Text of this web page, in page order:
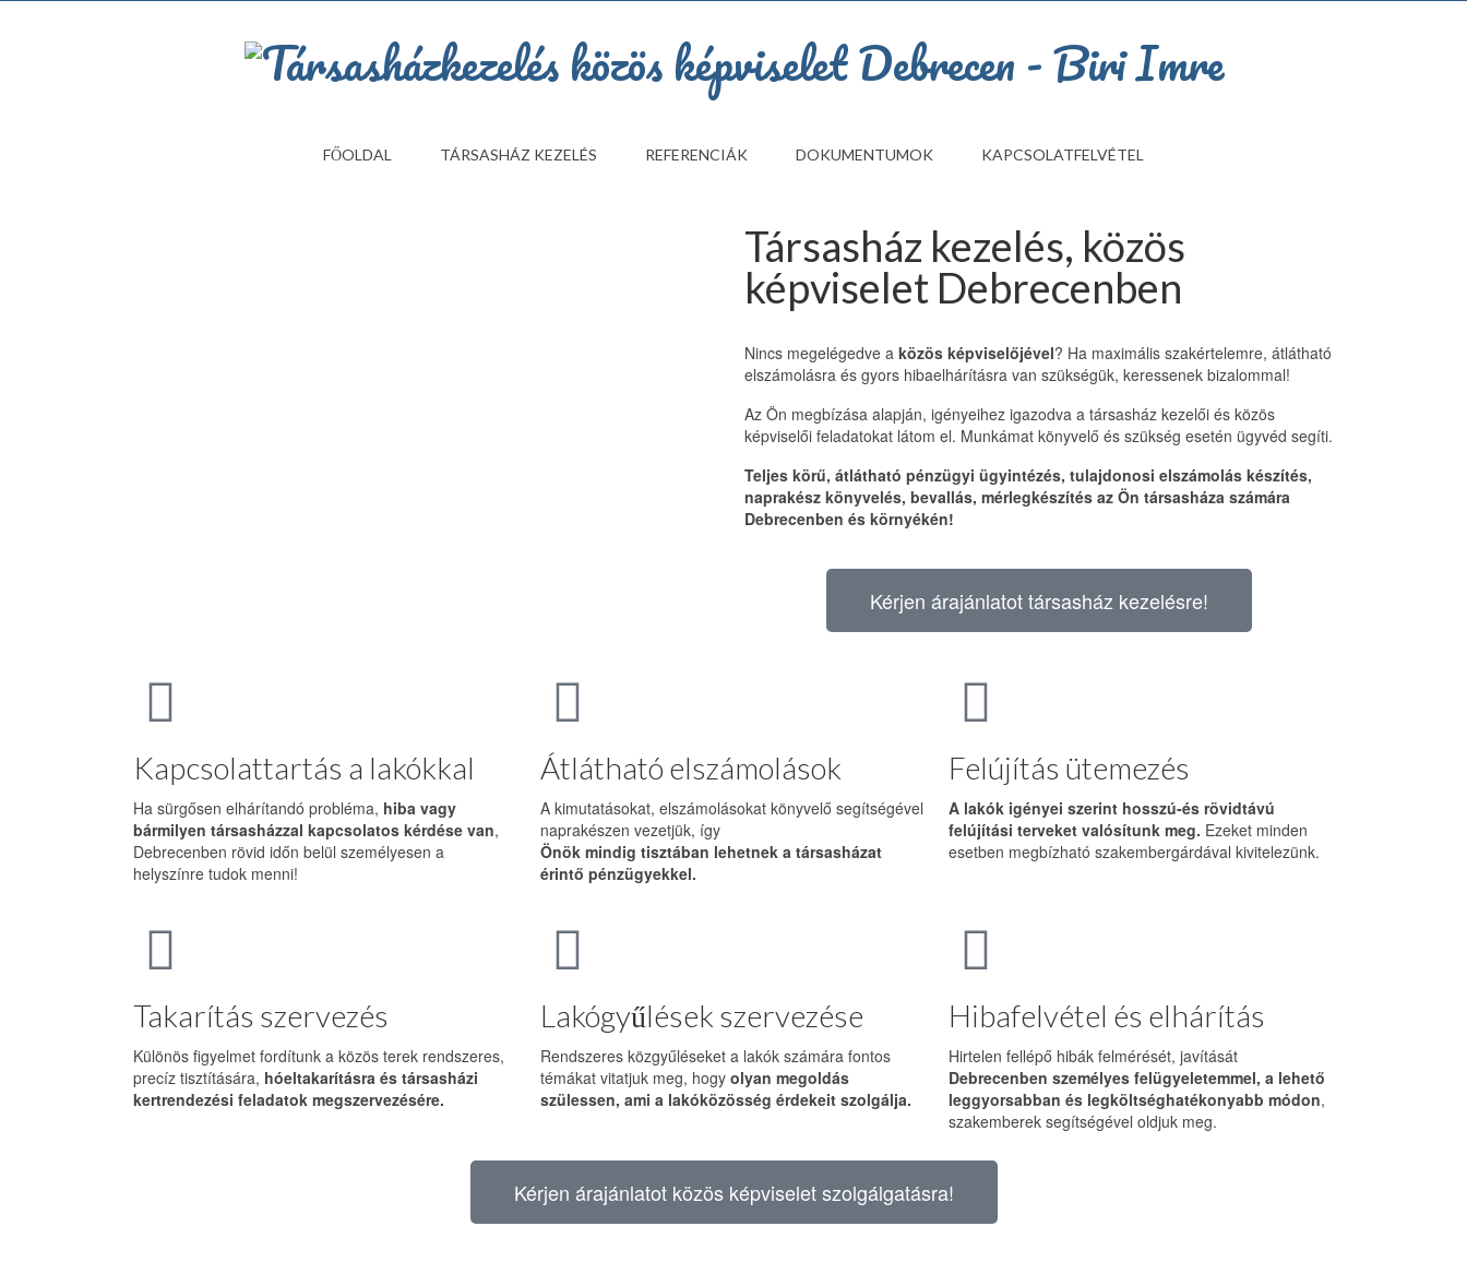
FŐOLDAL TÁRSASHÁZ KEZELÉS REFERENCIÁK DOKUMENTUMOK KAPCSOLATFELVÉTEL
Társasház kezelés, közös
képviselet Debrecenben
Nincs megelégedve a közös képviselőjével? Ha maximális szakértelemre, átlátható
elszámolásra és gyors hibaelhárításra van szükségük, keressenek bizalommal!
Az Ön megbízása alapján, igényeihez igazodva a társasház kezelői és közös
képviselői feladatokat látom el. Munkámat könyvelő és szükség esetén ügyvéd segíti.
Teljes körű, átlátható pénzügyi ügyintézés, tulajdonosi elszámolás készítés,
naprakész könyvelés, bevallás, mérlegkészítés az Ön társasháza számára
Debrecenben és környékén!
Kérjen árajánlatot társasház kezelésre!
Kapcsolattartás a lakókkal
Ha sürgősen elhárítandó probléma, hiba vagy
bármilyen társasházzal kapcsolatos kérdése van,
Debrecenben rövid időn belül személyesen a
helyszínre tudok menni!
Átlátható elszámolások
A kimutatásokat, elszámolásokat könyvelő segítségével
naprakészen vezetjük, így
Önök mindig tisztában lehetnek a társasházat
érintő pénzügyekkel.
Felújítás ütemezés
A lakók igényei szerint hosszú-és rövidtávú
felújítási terveket valósítunk meg. Ezeket minden
esetben megbízható szakembergárdával kivitelezünk.
Takarítás szervezés
Különös figyelmet fordítunk a közös terek rendszeres,
precíz tisztítására, hóeltakarításra és társasházi
kertrendezési feladatok megszervezésére.
Lakógyűlések szervezése
Rendszeres közgyűléseket a lakók számára fontos
témákat vitatjuk meg, hogyolyan megoldás
szülessen, ami a lakóközösség érdekeit szolgálja.
Hibafelvétel és elhárítás
Hirtelen fellépő hibák felmérését, javítását
Debrecenben személyes felügyeletemmel, a lehető
leggyorsabban és legköltséghatékonyabb módon,
szakemberek segítségével oldjuk meg.
Kérjen árajánlatot közös képviselet szolgálgatásra!